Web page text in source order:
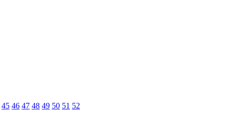
45 46 47 48 49 50 51 52